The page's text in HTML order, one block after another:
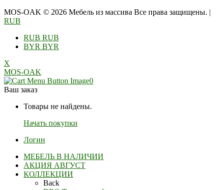
MOS-OAK © 2026 Мебель из массива Все права защищены. |
RUB
RUB RUB
BYR BYR
X
MOS-OAK
0
Ваш заказ
Товары не найдены.
Начать покупки
Логин
МЕБЕЛЬ В НАЛИЧИИ
АКЦИЯ АВГУСТ
КОЛЛЕКЦИИ
Back